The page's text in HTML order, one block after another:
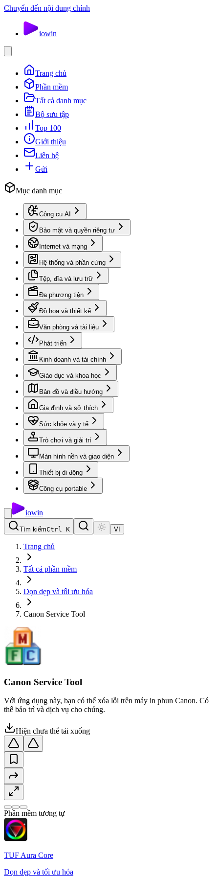
Chuyển đến nội dung chính
iowin
Trang chủ
Phần mềm
Tất cả danh mục
Bộ sưu tập
Top 100
Giới thiệu
Liên hệ
Gửi
Mục danh mục
Công cụ AI
Bảo mật và quyền riêng tư
Internet và mạng
Hệ thống và phần cứng
Tệp, đĩa và lưu trữ
Đa phương tiện
Đồ họa và thiết kế
Văn phòng và tài liệu
Phát triển
Kinh doanh và tài chính
Giáo dục và khoa học
Bản đồ và điều hướng
Gia đình và sở thích
Sức khỏe và y tế
Trò chơi và giải trí
Màn hình nền và giao diện
Thiết bị di động
Công cụ portable
iowin
Tìm kiếmCtrl K VI
Trang chủ
Tất cả phần mềm
Dọn dẹp và tối ưu hóa
Canon Service Tool
Canon Service Tool
Với ứng dụng này, bạn có thể xóa lỗi trên máy in phun Canon. Có
thể bảo trì và dịch vụ cho chúng.
Hiện chưa thể tải xuống
Phần mềm tương tự
TUF Aura Core
Dọn dẹp và tối ưu hóa